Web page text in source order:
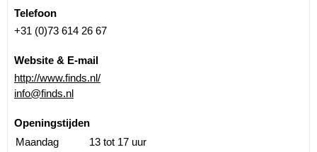
Telefoon
+31 (0)73 614 26 67
Website & E-mail
http://www.finds.nl/
info@finds.nl
Openingstijden
Maandag
13 tot 17 uur